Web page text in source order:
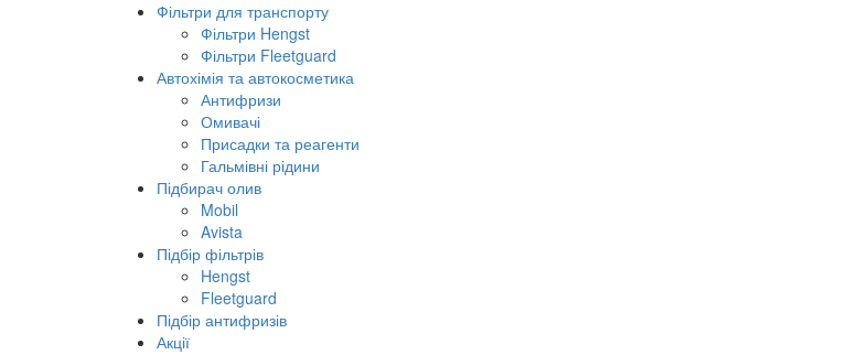
Фільтри для транспорту
Фільтри Hengst
Фільтри Fleetguard
Автохімія та автокосметика
Антифризи
Омивачі
Присадки та реагенти
Гальмівні рідини
Підбирач олив
Mobil
Avista
Підбір фільтрів
Hengst
Fleetguard
Підбір антифризів
Акції